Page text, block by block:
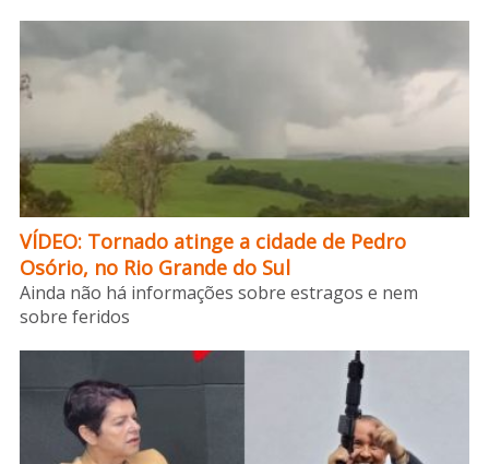
VÍDEO: Tornado atinge a cidade de Pedro
Osório, no Rio Grande do Sul
Ainda não há informações sobre estragos e nem
sobre feridos